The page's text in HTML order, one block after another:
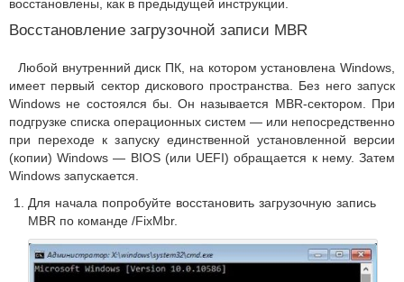
восстановлены, как в предыдущей инструкции.
Восстановление загрузочной записи MBR
Любой внутренний диск ПК, на котором установлена Windows,
имеет первый сектор дискового пространства. Без него запуск
Windows не состоялся бы. Он называется MBR-сектором. При
подгрузке списка операционных систем — или непосредственно
при переходе к запуску единственной установленной версии
(копии) Windows — BIOS (или UEFI) обращается к нему. Затем
Windows запускается.
Для начала попробуйте восстановить загрузочную запись
MBR по команде /FixMbr.